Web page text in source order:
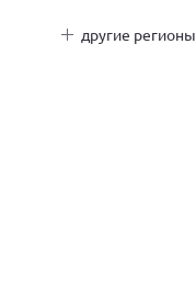
другие регионы